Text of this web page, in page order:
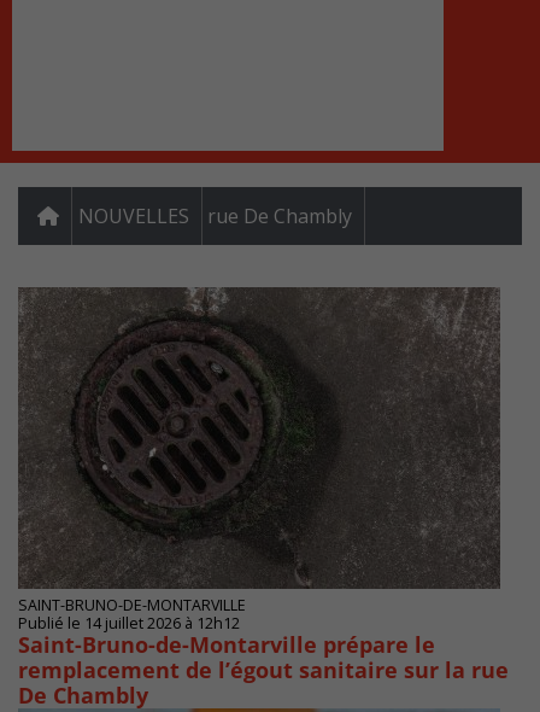
NOUVELLES rue De Chambly
SAINT-BRUNO-DE-MONTARVILLE
Publié le 14 juillet 2026 à 12h12
Saint-Bruno-de-Montarville prépare le
remplacement de l’égout sanitaire sur la rue
De Chambly